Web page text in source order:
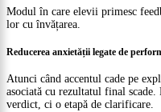
Modul în care elevii primesc
lor cu învățarea.
Reducerea anxietății legate de
Atunci când accentul cade pe
asociată cu rezultatul final
verdict, ci o etapă de clarificare.